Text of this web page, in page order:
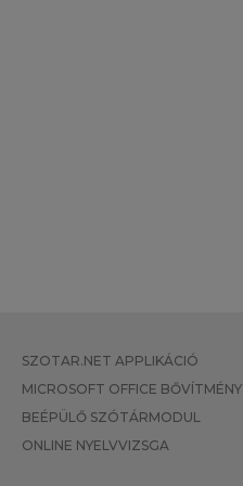
SZOTAR.NET APPLIKÁCIÓ
MICROSOFT OFFICE BŐVÍTMÉNY
BEÉPÜLŐ SZÓTÁRMODUL
ONLINE NYELVVIZSGA